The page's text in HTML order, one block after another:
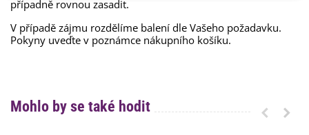
případně rovnou zasadit.
V případě zájmu rozdělíme balení dle Vašeho požadavku.
Pokyny uveďte v poznámce nákupního košíku.
Mohlo by se také hodit